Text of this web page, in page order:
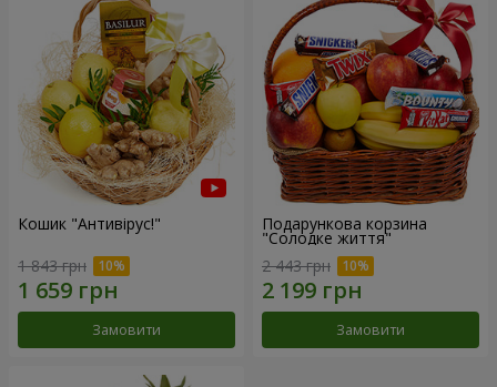
Кошик "Антивірус!"
1 843 грн
Замовити
Подарункова корзина
"Солодке життя"
2 443 грн
Замовити